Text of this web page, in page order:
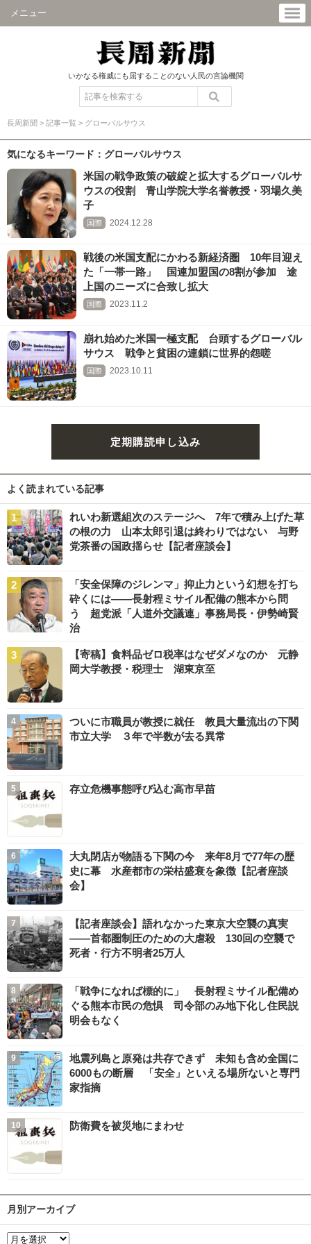
メニュー
いかなる権威にも屈することのない人民の言論機関
長周新聞 > 記事一覧 > グローバルサウス
気になるキーワード：グローバルサウス
米国の戦争政策の破綻と拡大するグローバルサ
ウスの役割 青山学院大学名誉教授・羽場久美
子
国際 2024.12.28
戦後の米国支配にかわる新経済圏 10年目迎え
た「一帯一路」 国連加盟国の8割が参加 途
上国のニーズに合致し拡大
国際 2023.11.2
崩れ始めた米国一極支配 台頭するグローバル
サウス 戦争と貧困の連鎖に世界的怨嗟
国際 2023.10.11
定期購読申し込み
よく読まれている記事
れいわ新選組次のステージへ 7年で積み上げた草
の根の力 山本太郎引退は終わりではない 与野
党茶番の国政揺らせ【記者座談会】
「安全保障のジレンマ」抑止力という幻想を打ち
砕くには――長射程ミサイル配備の熊本から問
う 超党派「人道外交議連」事務局長・伊勢崎賢
治
【寄稿】食料品ゼロ税率はなぜダメなのか 元静
岡大学教授・税理士 湖東京至
ついに市職員が教授に就任 教員大量流出の下関
市立大学 ３年で半数が去る異常
存立危機事態呼び込む高市早苗
大丸閉店が物語る下関の今 来年8月で77年の歴
史に幕 水産都市の栄枯盛衰を象徴【記者座談
会】
【記者座談会】語れなかった東京大空襲の真実
――首都圏制圧のための大虐殺 130回の空襲で
死者・行方不明者25万人
「戦争になれば標的に」 長射程ミサイル配備め
ぐる熊本市民の危惧 司令部のみ地下化し住民説
明会もなく
地震列島と原発は共存できず 未知も含め全国に
6000もの断層 「安全」といえる場所ないと専門
家指摘
防衛費を被災地にまわせ
月別アーカイブ